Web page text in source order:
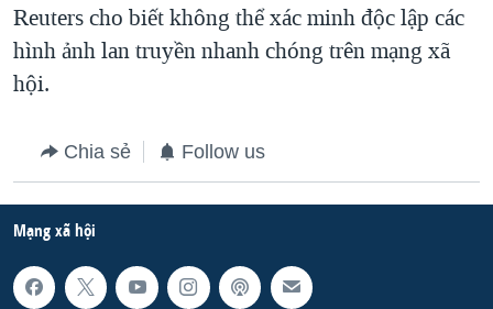
Reuters cho biết không thể xác minh độc lập các
hình ảnh lan truyền nhanh chóng trên mạng xã
hội.
Chia sẻ Follow us
Mạng xã hội